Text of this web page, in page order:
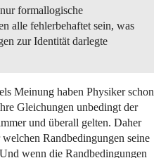
formallogische
alle fehlerbehaftet sein, was
zur Identität darlegte
Meinung haben Physiker schon
Gleichungen unbedingt der
und überall gelten. Daher
Randbedingungen seine
wenn die Randbedingungen